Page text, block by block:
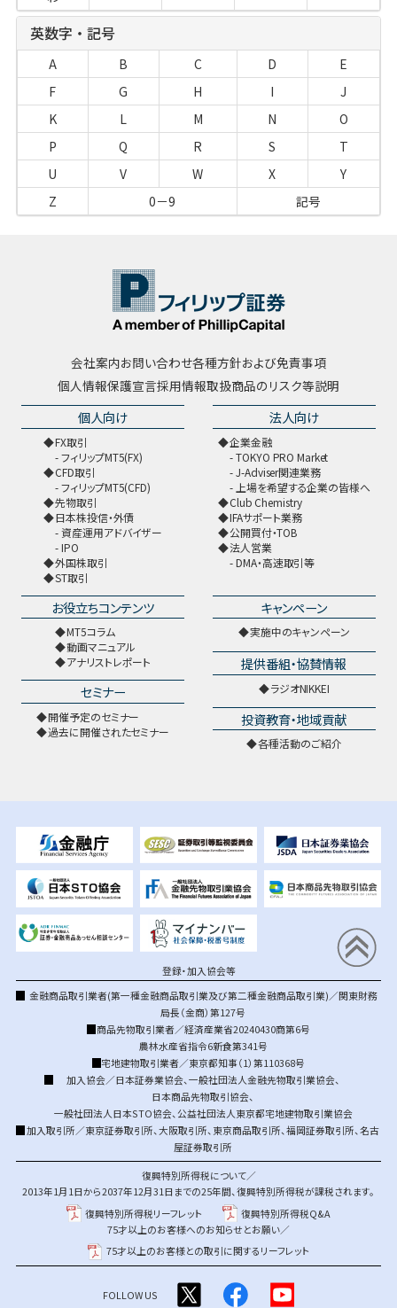
英数字・記号
A B C D
E
F
G H I
J
K
L M N
O
P
Q R S
T
U
V W X
Y
Z
0－9 記号
会社案内お問い合わせ各種方針および免責事項
個人情報保護宣言採用情報取扱商品のリスク等説明
個人向け
FX取引
フィリップMT5(FX)
CFD取引
フィリップMT5(CFD)
先物取引
日本株投信・外債
資産運用アドバイザー
IPO
外国株取引
ST取引
法人向け
企業金融
TOKYO PRO Market
J-Adviser関連業務
上場を希望する企業の皆様へ
Club Chemistry
IFAサポート業務
公開買付・TOB
法人営業
DMA・高速取引等
お役立ちコンテンツ
MT5コラム
動画マニュアル
アナリストレポート
セミナー
開催予定のセミナー
過去に開催されたセミナー
キャンペーン
実施中のキャンペーン
提供番組・協賛情報
ラジオNIKKEI
投資教育・地域貢献
各種活動のご紹介
登録・加入協会等
金融商品取引業者(第一種金融商品取引業及び第二種金融商品取引業)／関東財務
局長（金商）第127号
商品先物取引業者／経済産業省20240430商第6号
農林水産省指令6新食第341号
宅地建物取引業者／東京都知事（1）第110368号
加入協会／日本証券業協会、 一般社団法人金融先物取引業協会、
日本商品先物取引協会、
一般社団法人日本STO協会、 公益社団法人東京都宅地建物取引業協会
加入取引所／東京証券取引所、大阪取引所、 東京商品取引所、福岡証券取引所、名古
屋証券取引所
復興特別所得税について／
2013年1月1日から2037年12月31日までの25年間、復興特別所得税が課税されます。
復興特別所得税リーフレット
復興特別所得税Q&A
75才以上のお客様へのお知らせとお願い／
75才以上のお客様との取引に関するリーフレット
FOLLOW US